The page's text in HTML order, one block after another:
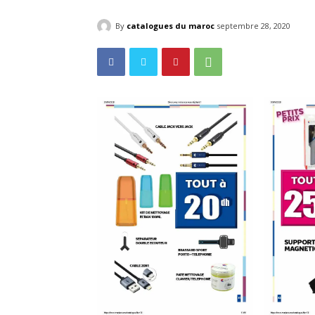
By catalogues du maroc septembre 28, 2020